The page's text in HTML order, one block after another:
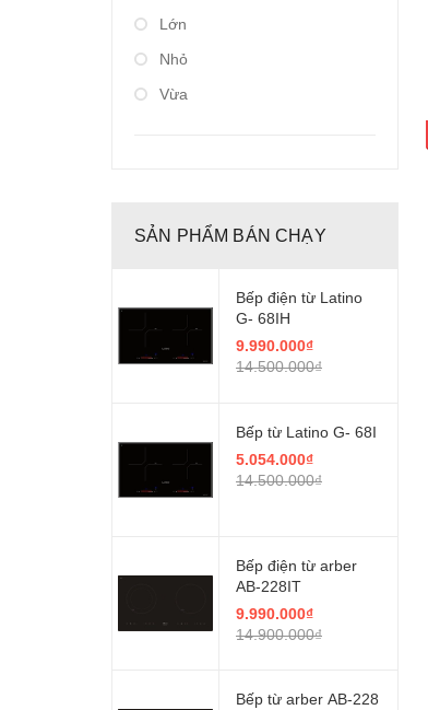
Lớn
Nhỏ
Vừa
SẢN PHẨM BÁN CHẠY
Bếp điện từ Latino
G- 68IH
9.990.000₫
14.500.000₫
Bếp từ Latino G- 68I
5.054.000₫
14.500.000₫
Bếp điện từ arber
AB-228IT
9.990.000₫
14.900.000₫
Bếp từ arber AB-228